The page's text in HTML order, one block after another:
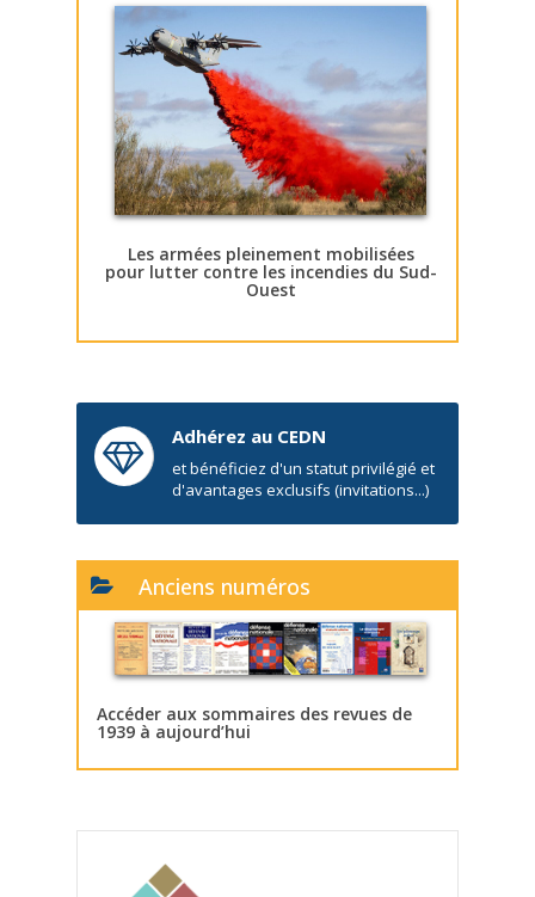
Les armées pleinement mobilisées
pour lutter contre les incendies du Sud-
Ouest
Adhérez au CEDN
et bénéficiez d'un statut privilégié et
d'avantages exclusifs (invitations...)
Anciens numéros
Accéder aux sommaires des revues de
1939 à aujourd’hui